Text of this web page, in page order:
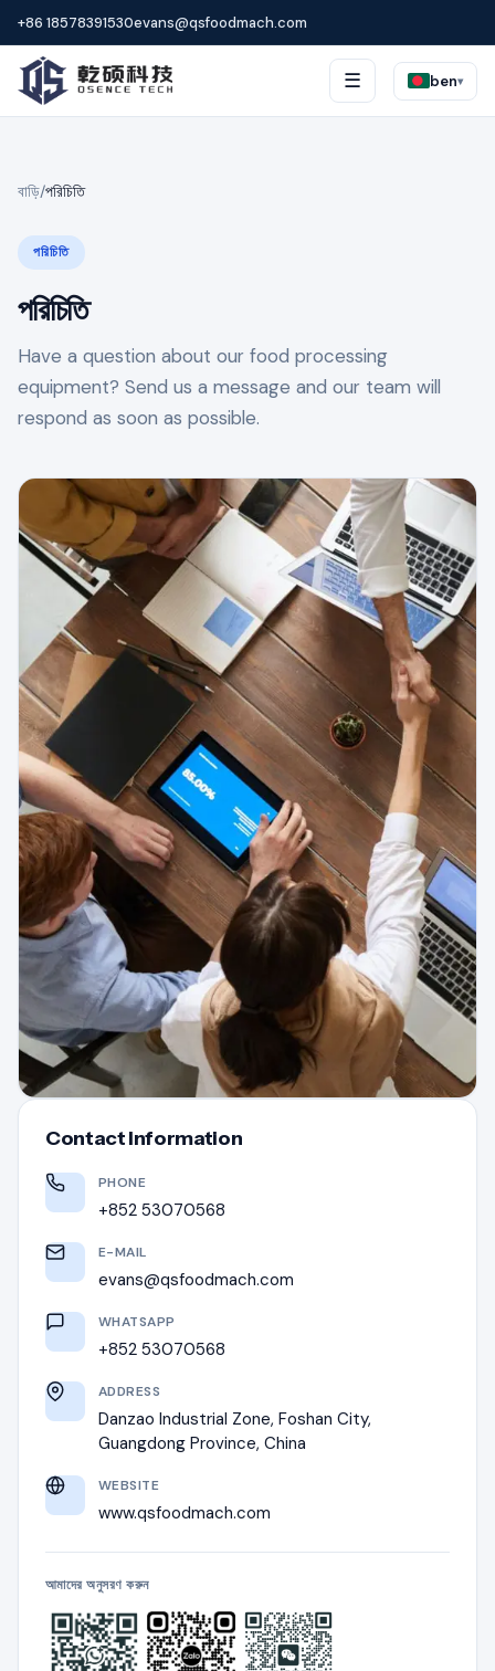
+86 18578391530evans@qsfoodmach.com
☰ ben▾
বাড়ি/পরিচিতি
পরিচিতি
পরিচিতি
Have a question about our food processing
equipment? Send us a message and our team will
respond as soon as possible.
Contact Information
PHONE
+852 53070568
E-MAIL
evans@qsfoodmach.com
WHATSAPP
+852 53070568
ADDRESS
Danzao Industrial Zone, Foshan City,
Guangdong Province, China
WEBSITE
www.qsfoodmach.com
আমাদের অনুসরণ করুন